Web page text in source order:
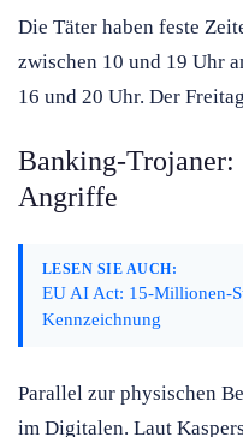
Die Täter haben feste
zwischen 10 und 19 Uhr
16 und 20 Uhr. Der
Banking-Trojaner:
Angriffe
LESEN SIE AUCH:
EU AI Act: 15-Millionen-
Kennzeichnung
Parallel zur physischen
im Digitalen. Laut